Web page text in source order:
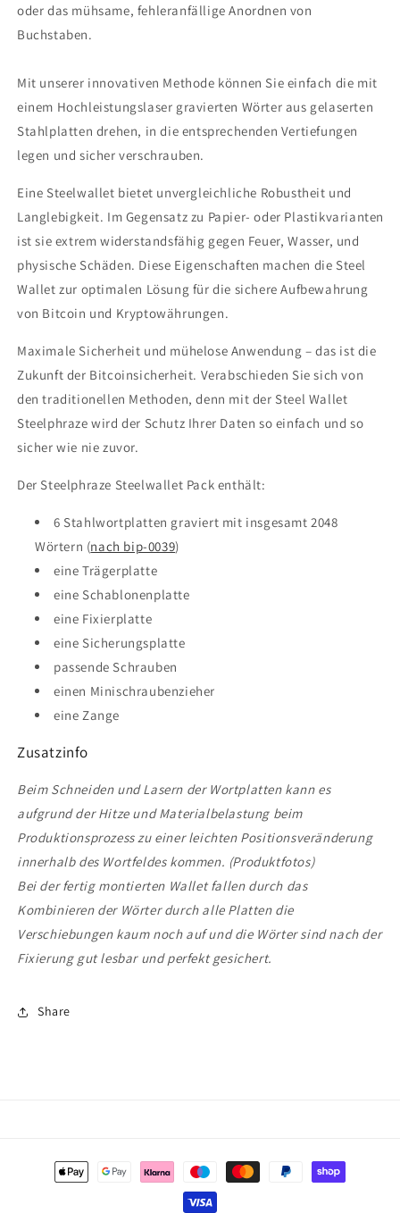
oder das mühsame, fehleranfällige Anordnen von
Buchstaben.
Mit unserer innovativen Methode können Sie einfach die mit
einem Hochleistungslaser gravierten Wörter aus gelaserten
Stahlplatten drehen, in die entsprechenden Vertiefungen
legen und sicher verschrauben.
Eine Steelwallet bietet unvergleichliche Robustheit und
Langlebigkeit. Im Gegensatz zu Papier- oder Plastikvarianten
ist sie extrem widerstandsfähig gegen Feuer, Wasser, und
physische Schäden. Diese Eigenschaften machen die Steel
Wallet zur optimalen Lösung für die sichere Aufbewahrung
von Bitcoin und Kryptowährungen.
Maximale Sicherheit und mühelose Anwendung – das ist die
Zukunft der Bitcoinsicherheit. Verabschieden Sie sich von
den traditionellen Methoden, denn mit der Steel Wallet
Steelphraze wird der Schutz Ihrer Daten so einfach und so
sicher wie nie zuvor.
Der Steelphraze Steelwallet Pack enthält:
6 Stahlwortplatten graviert mit insgesamt 2048
Wörtern (nach bip-0039)
eine Trägerplatte
eine Schablonenplatte
eine Fixierplatte
eine Sicherungsplatte
passende Schrauben
einen Minischraubenzieher
eine Zange
Zusatzinfo
Beim Schneiden und Lasern der Wortplatten kann es
aufgrund der Hitze und Materialbelastung beim
Produktionsprozess zu einer leichten Positionsveränderung
innerhalb des Wortfeldes kommen. (Produktfotos)
Bei der fertig montierten Wallet fallen durch das
Kombinieren der Wörter durch alle Platten die
Verschiebungen kaum noch auf und die Wörter sind nach der
Fixierung gut lesbar und perfekt gesichert.
Share
Zahlungsmethoden